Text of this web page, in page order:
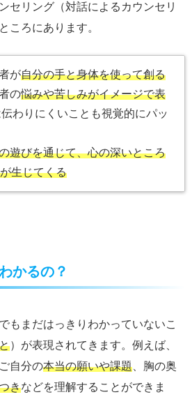
セリング（対話によるカウンセリ
ころにあります。
が自分の手と身体を使って創る
の悩みや苦しみがイメージで表
わりにくいことも視覚的にパッ
遊びを通じて、心の深いところ
生じてくる
かるの？
もまだはっきりわかっていないこ
）が表現されてきます。例えば、
ご自分の本当の願いや課題 、胸の奥
きなどを理解することができま